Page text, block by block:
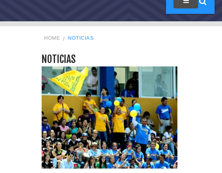
HOME NOTICIAS
NOTICIAS